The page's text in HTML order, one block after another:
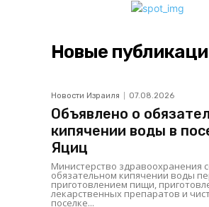
Новые
Новости Израиля 07.08.2026
Объявлено о
кипячении воды в
Яциц
Министерство здравоохранения
обязательном кипячении воды
приготовлением пищи,
лекарственных препаратов и
поселке...